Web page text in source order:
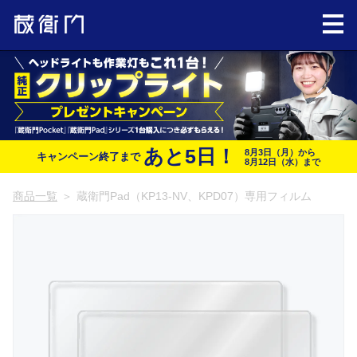
キャンペーン終了まで あと5 日！
8月3日（月）から
8月12日（水）まで
商品一覧 ＞ 蔵衛門Pad（KP13-NV、KPD07）専用フィルム